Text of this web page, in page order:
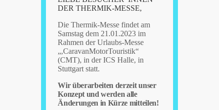
DER THERMIK-MESSE,
Die Thermik-Messe findet am
Samstag dem 21.01.2023 im
Rahmen der Urlaubs-Messe
„,CaravanMotorTouristik“
(CMT), in der ICS Halle, in
Stuttgart statt.
Wir überarbeiten derzeit unser
Konzept und werden alle
Änderungen in Kürze mitteilen!